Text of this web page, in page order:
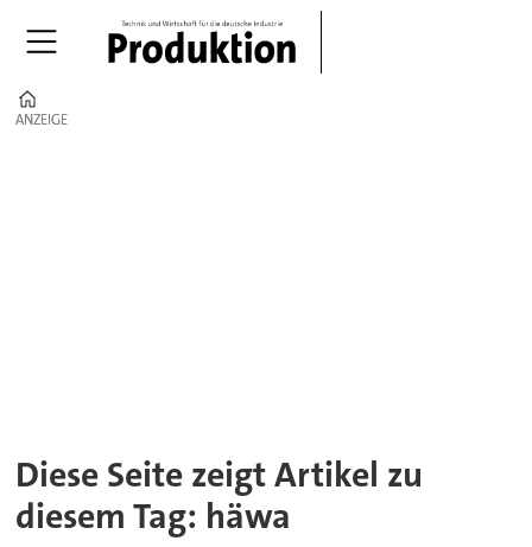
ANZEIGE
ANZEIGE
Diese Seite zeigt Artikel zu
diesem Tag: häwa